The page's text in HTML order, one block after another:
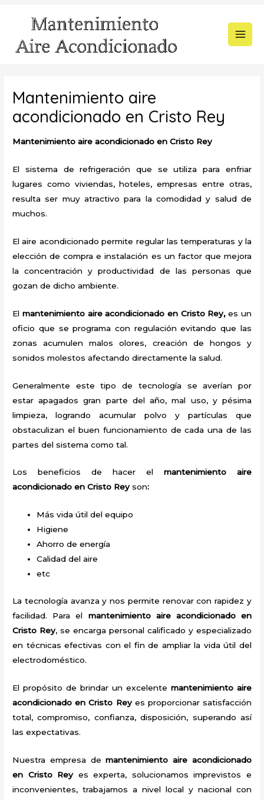
contenido
Mantenimiento aire
acondicionado en Cristo Rey
Mantenimiento aire acondicionado en Cristo Rey
El sistema de refrigeración que se utiliza para enfriar
lugares como viviendas, hoteles, empresas entre otras,
resulta ser muy atractivo para la comodidad y salud de
muchos.
El aire acondicionado permite regular las temperaturas y la
elección de compra e instalación es un factor que mejora
la concentración y productividad de las personas que
gozan de dicho ambiente.
El mantenimiento aire acondicionado en Cristo Rey,es un
oficio que se programa con regulación evitando que las
zonas acumulen malos olores, creación de hongos y
sonidos molestos afectando directamente la salud.
Generalmente este tipo de tecnología se averían por
estar apagados gran parte del año, mal uso, y pésima
limpieza, logrando acumular polvo y partículas que
obstaculizan el buen funcionamiento de cada una de las
partes del sistema como tal.
Los beneficios de hacer el mantenimiento aire
acondicionado en Cristo Reyson:
Más vida útil del equipo
Higiene
Ahorro de energía
Calidad del aire
etc
La tecnología avanza y nos permite renovar con rapidez y
facilidad. Para el mantenimiento aire acondicionado en
Cristo Rey, se encarga personal calificado y especializado
en técnicas efectivas con el fin de ampliar la vida útil del
electrodoméstico.
El propósito de brindar un excelente mantenimiento aire
acondicionado en Cristo Reyes proporcionar satisfacción
total, compromiso, confianza, disposición, superando así
las expectativas.
Nuestra empresa demantenimiento aire acondicionado
en Cristo Reyes experta, solucionamos imprevistos e
inconvenientes, trabajamos a nivel local y nacional con